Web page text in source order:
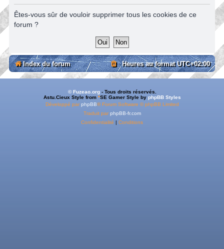
Êtes-vous sûr de vouloir supprimer tous les cookies de ce
forum ?
Index du forum Heures au formatUTC+02:00
© Fuzeao.org- Tous droits réservés.
Astu.Cieux Style from *SE Gamer Style by phpBB Styles
Développé par phpBB® Forum Software © phpBB Limited
Traduit par phpBB-fr.com
Confidentialité | Conditions